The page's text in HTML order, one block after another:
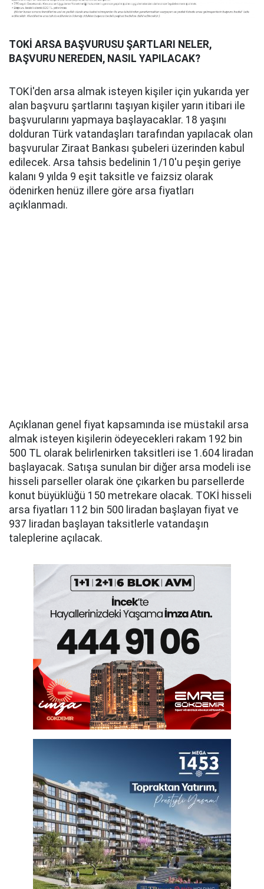
TOKİ ARSA BAŞVURUSU ŞARTLARI NELER,
BAŞVURU NEREDEN, NASIL YAPILACAK?
TOKİ'den arsa almak isteyen kişiler için yukarıda yer
alan başvuru şartlarını taşıyan kişiler yarın itibari ile
başvurularını yapmaya başlayacaklar. 18 yaşını
dolduran Türk vatandaşları tarafından yapılacak olan
başvurular Ziraat Bankası şubeleri üzerinden kabul
edilecek. Arsa tahsis bedelinin 1/10'u peşin geriye
kalanı 9 yılda 9 eşit taksitle ve faizsiz olarak
ödenirken henüz illere göre arsa fiyatları
açıklanmadı.
Açıklanan genel fiyat kapsamında ise müstakil arsa
almak isteyen kişilerin ödeyecekleri rakam 192 bin
500 TL olarak belirlenirken taksitleri ise 1.604 liradan
başlayacak. Satışa sunulan bir diğer arsa modeli ise
hisseli parseller olarak öne çıkarken bu parsellerde
konut büyüklüğü 150 metrekare olacak. TOKİ hisseli
arsa fiyatları 112 bin 500 liradan başlayan fiyat ve
937 liradan başlayan taksitlerle vatandaşın
taleplerine açılacak.